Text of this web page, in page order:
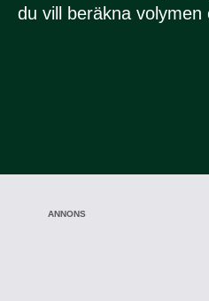
du vill beräkna volymen
ANNONS